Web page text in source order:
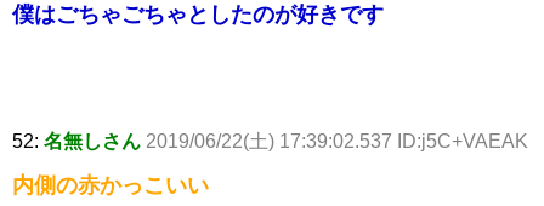
僕はごちゃごちゃとしたのが好きです
52: 名無しさん 2019/06/22(土) 17:39:02.537 ID:j5C+VAEAK
内側の赤かっこいい